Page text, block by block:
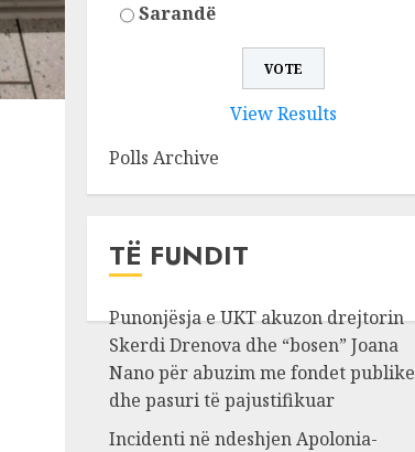
Sarandë
View Results
Polls Archive
TË FUNDIT
Punonjësja e UKT akuzon drejtorin
Skerdi Drenova dhe “bosen” Joana
Nano për abuzim me fondet publike
dhe pasuri të pajustifikuar
Incidenti në ndeshjen Apolonia-